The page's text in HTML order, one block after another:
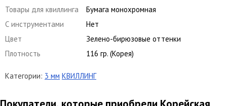
Товары для квиллинга
Бумага монохромная
С инструментами
Нет
Цвет
Зелено-бирюзовые оттенки
Плотность
116 гр. (Корея)
Категории: 3 мм КВИЛЛИНГ